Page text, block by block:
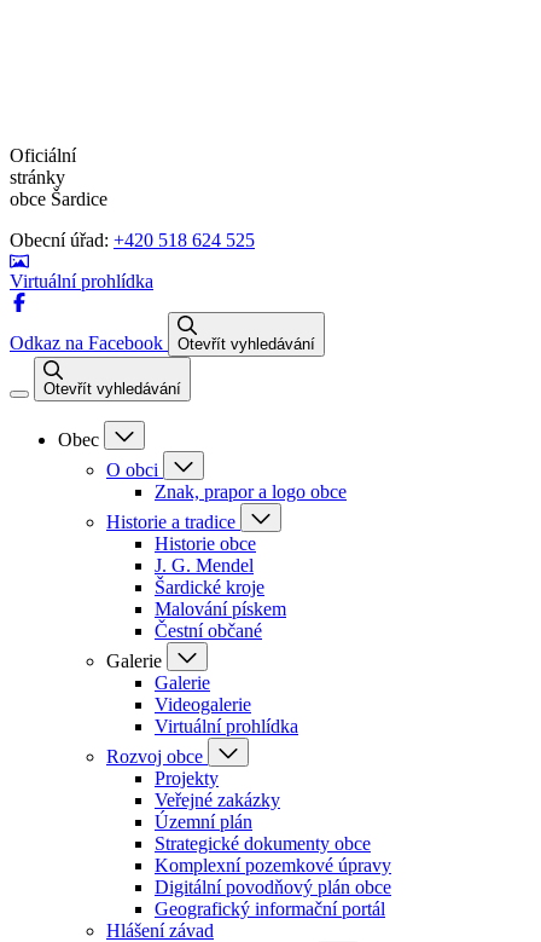
Oficiální
stránky
obce Šardice
Obecní úřad: +420 518 624 525
Virtuální prohlídka
Odkaz na Facebook Otevřít vyhledávání
Otevřít vyhledávání
Obec
O obci
Znak, prapor a logo obce
Historie a tradice
Historie obce
J. G. Mendel
Šardické kroje
Malování pískem
Čestní občané
Galerie
Galerie
Videogalerie
Virtuální prohlídka
Rozvoj obce
Projekty
Veřejné zakázky
Územní plán
Strategické dokumenty obce
Komplexní pozemkové úpravy
Digitální povodňový plán obce
Geografický informační portál
Hlášení závad